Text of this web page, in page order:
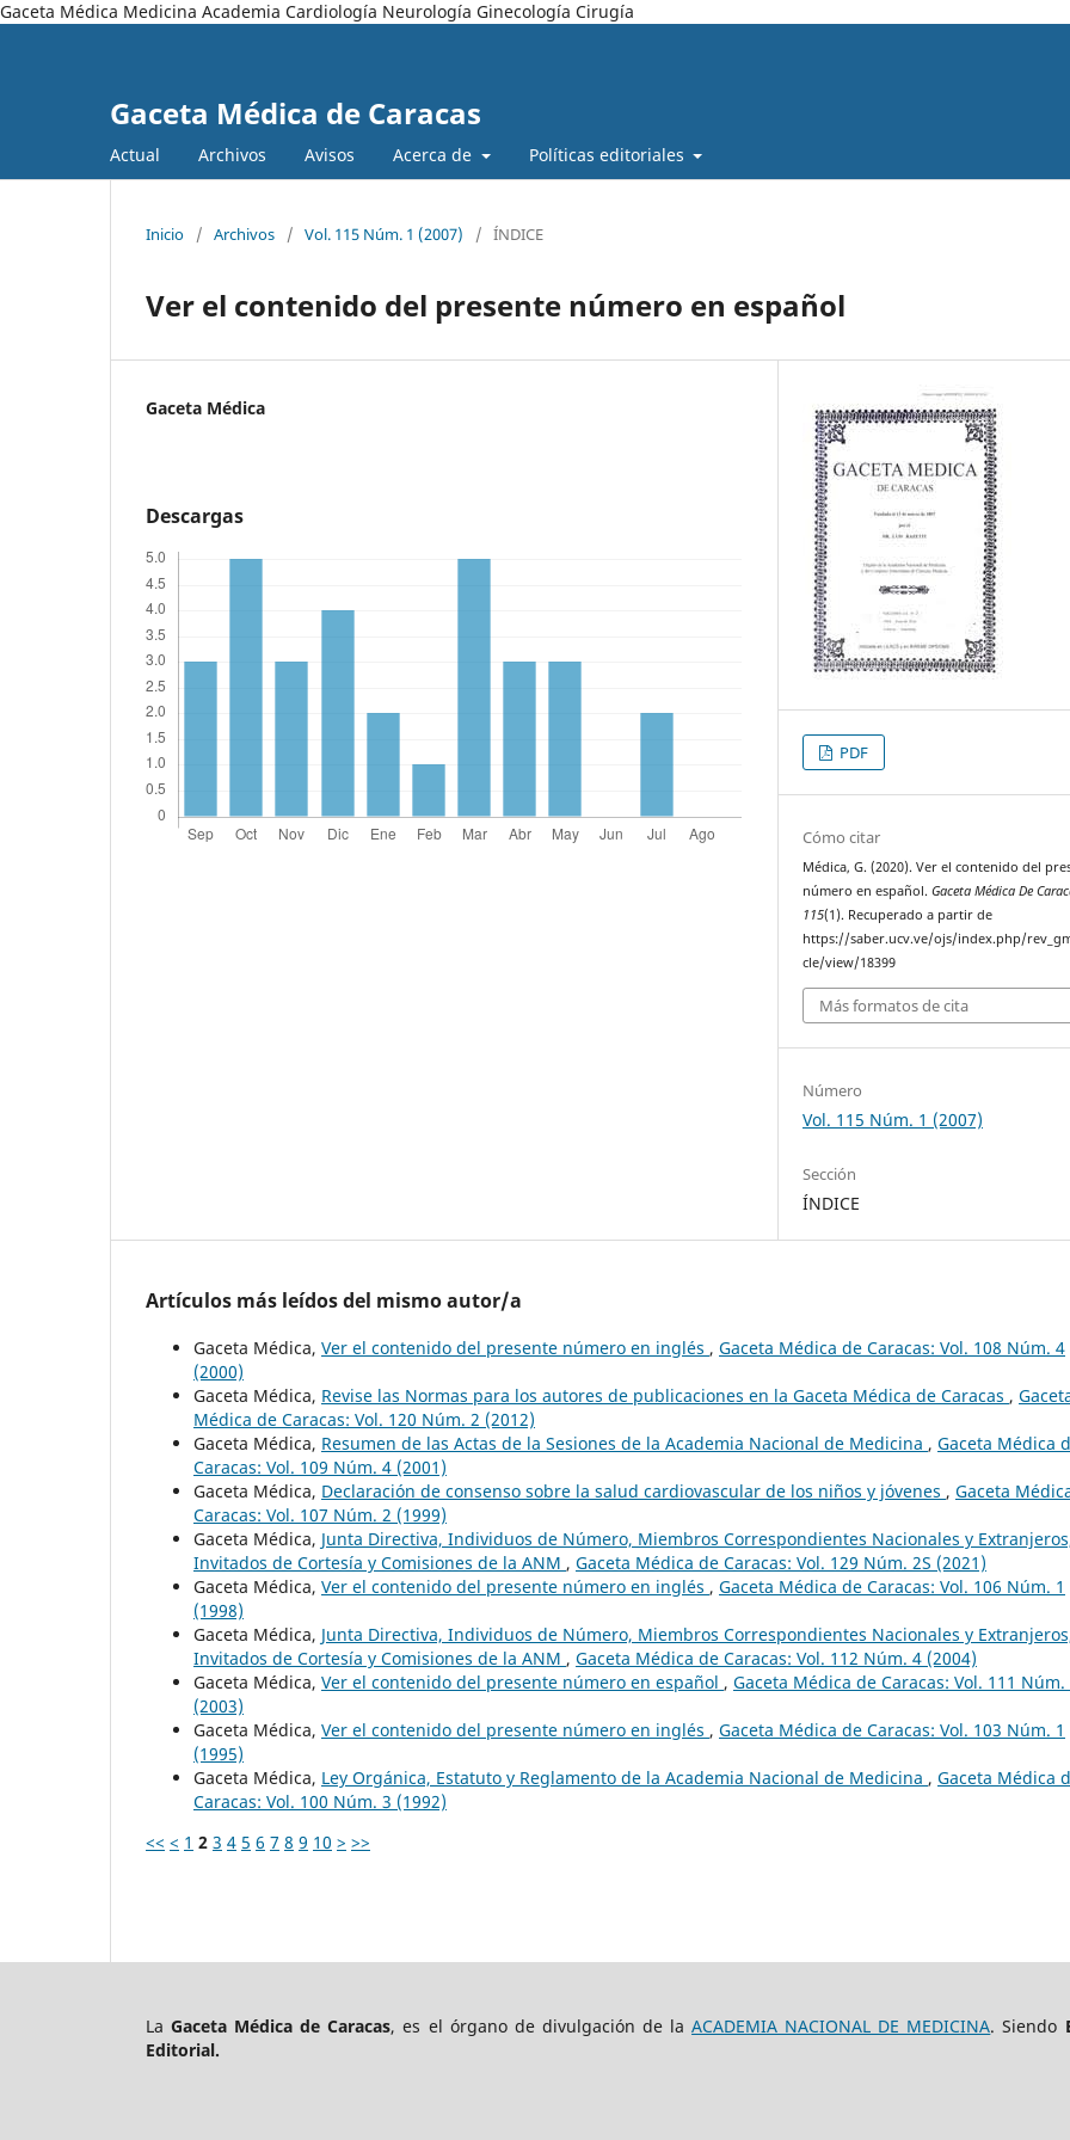
Gaceta Médica Medicina Academia Cardiología Neurología Ginecología Cirugía
Gaceta Médica de Caracas
Actual Archivos Avisos Acerca de Políticas editoriales
Inicio / Archivos / Vol. 115 Núm. 1 (2007) / ÍNDICE
Ver el contenido del presente número en español
Gaceta Médica
Descargas
PDF
Cómo citar
Médica, G. (2020). Ver el contenido del
número en español.Gaceta Médica De
115(1). Recuperado a partir de
https://saber.ucv.ve/ojs/index.php/
cle/view/18399
Más formatos de cita
Número
Vol. 115 Núm. 1 (2007)
Sección
ÍNDICE
Artículos más leídos del mismo autor/a
Gaceta Médica, Ver el contenido del presente número en inglés , Gaceta Médica de Caracas: Vol. 108 Núm. 4
(2000)
Gaceta Médica, Revise las Normas para los autores de publicaciones en la Gaceta Médica de Caracas ,
Médica de Caracas: Vol. 120 Núm. 2 (2012)
Gaceta Médica, Resumen de las Actas de la Sesiones de la Academia Nacional de Medicina , Gaceta Médica
Caracas: Vol. 109 Núm. 4 (2001)
Gaceta Médica, Declaración de consenso sobre la salud cardiovascular de los niños y jóvenes , Gaceta
Caracas: Vol. 107 Núm. 2 (1999)
Gaceta Médica, Junta Directiva, Individuos de Número, Miembros Correspondientes Nacionales y
Invitados de Cortesía y Comisiones de la ANM , Gaceta Médica de Caracas: Vol. 129 Núm. 2S (2021)
Gaceta Médica, Ver el contenido del presente número en inglés , Gaceta Médica de Caracas: Vol. 106 Núm. 1
(1998)
Gaceta Médica, Junta Directiva, Individuos de Número, Miembros Correspondientes Nacionales y
Invitados de Cortesía y Comisiones de la ANM , Gaceta Médica de Caracas: Vol. 112 Núm. 4 (2004)
Gaceta Médica, Ver el contenido del presente número en español , Gaceta Médica de Caracas: Vol. 111 Núm.
(2003)
Gaceta Médica, Ver el contenido del presente número en inglés , Gaceta Médica de Caracas: Vol. 103 Núm. 1
(1995)
Gaceta Médica, Ley Orgánica, Estatuto y Reglamento de la Academia Nacional de Medicina , Gaceta Médica
Caracas: Vol. 100 Núm. 3 (1992)
<< < 1 2 3 4 5 6 7 8 9 10 > >>
LaGaceta Médica de Caracas, es el órgano de divulgación de laACADEMIA NACIONAL DE MEDICINA. Siendo
Editorial.